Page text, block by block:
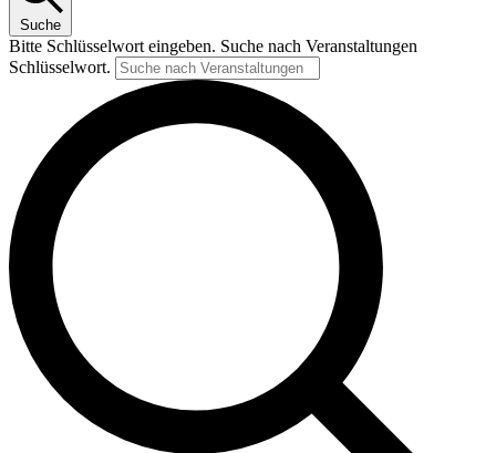
Suche
Bitte Schlüsselwort eingeben. Suche nach Veranstaltungen
Schlüsselwort.